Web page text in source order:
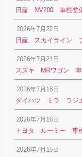
日産 NV200 車検整
2026年7月22日
日産 スカイライン
2026年7月21日
スズキ MRワゴン 車
2026年7月18日
ダイハツ ミラ ラジ
2026年7月16日
トヨタ ルーミー 車
2026年7月15日